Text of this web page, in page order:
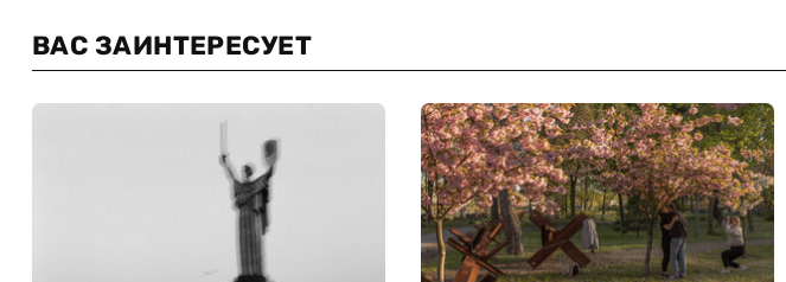
ВАС ЗАИНТЕРЕСУЕТ